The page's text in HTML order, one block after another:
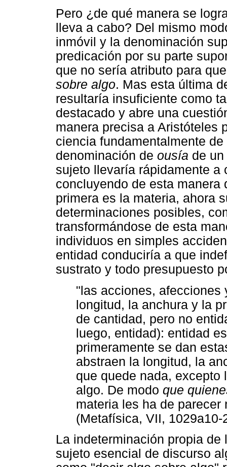
Pero ¿de qué manera se
lleva a cabo? Del mismo
inmóvil y la denominación
predicación por su parte
que no sería atributo para
sobre algo. Mas esta última
resultaría insuficiente como
destacado y abre una
manera precisa a Aristóteles
ciencia fundamentalmente
denominación de ousía de
sujeto llevaría rápidamente
concluyendo de esta manera
primera es la materia, ahora
determinaciones posibles,
transformándose de esta
individuos en simples
entidad conduciría a que
sustrato y todo presupuesto
"las acciones, afecciones
longitud, la anchura y la
de cantidad, pero no
luego, entidad): entidad
primeramente se dan
abstraen la longitud, la
que quede nada,
algo. De modo que
materia les ha de
(Metafísica, VII, 1029a10-
La indeterminación propia
sujeto esencial de discurso